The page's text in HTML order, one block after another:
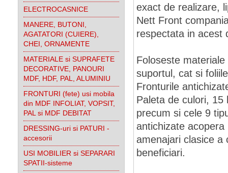
ELECTROCASNICE
MANERE, BUTONI,
AGATATORI (CUIERE),
CHEI, ORNAMENTE
MATERIALE si SUPRAFETE
DECORATIVE, PANOURI
MDF, HDF, PAL, ALUMINIU
FRONTURI (fete) usi mobila
din MDF INFOLIAT, VOPSIT,
PAL si MDF DEBITAT
DRESSING-uri si PATURI -
accesorii
USI MOBILIER si SEPARARI
SPATII-sisteme
exact de realizare,
Nett Front
respectata in acest
Foloseste
suportul, cat si
Fronturile
Paleta de culori,
precum si cele 9
antichizate
amenajari clasice a
beneficiari.